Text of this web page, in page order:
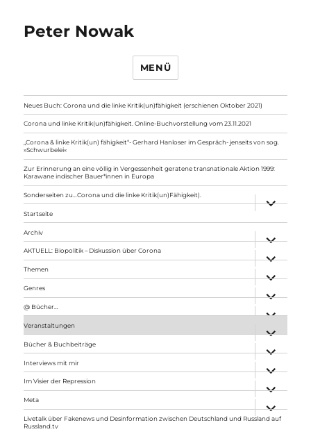
Peter Nowak
MENÜ
Neues Buch: Corona und die linke Kritik(un)fähigkeit (erschienen Oktober 2021)
Corona und linke Kritik(un)fähigkeit. Online-Buchvorstellung vom 23.11.2021
„Corona & linke Kritik(un) fähigkeit“- Gerhard Hanloser im Gespräch- jenseits von sog.
»Schwurbelei«
Zur Erinnerung an eine völlig in Vergessenheit geratene transnationale Aktion 1999:
Karawane indischer Bauer*innen in Europa
Sonderseiten zu…Corona und die linke Kritik(un)Fähigkeit).
anzeigen
Startseite
Archiv
anzeigen
AKTUELL: Biopolitik – Diskussion über Corona
anzeigen
Themen
anzeigen
Genres
anzeigen
@ Bücher…
Veranstaltungen
anzeigen
Bücher & Buchbeiträge
anzeigen
Interviews mit mir
anzeigen
Im Visier der Repression
anzeigen
Meta
anzeigen
Livetalk über Fakenews und Desinformation zwischen Deutschland und Russland auf
Russland.tv